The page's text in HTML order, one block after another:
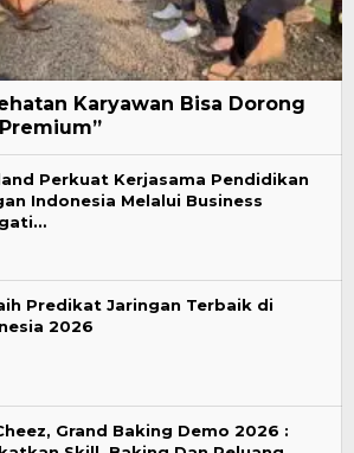
Karyawan Bisa Dorong
Perkuat Kerjasama Pendidikan
Indonesia Melalui Business
Predikat Jaringan Terbaik di
2026
Grand Baking Demo 2026 :